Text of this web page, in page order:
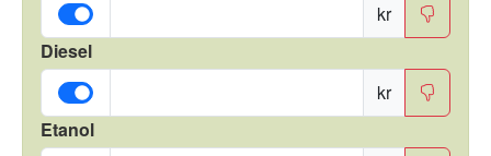
kr
Diesel
kr
Etanol